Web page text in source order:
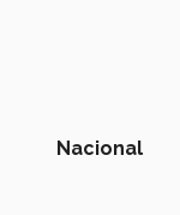
Nacional